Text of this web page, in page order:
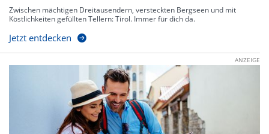
Zwischen mächtigen Dreitausendern, versteckten Bergseen und mit
Köstlichkeiten gefüllten Tellern: Tirol. Immer für dich da.
Jetzt entdecken
ANZEIGE